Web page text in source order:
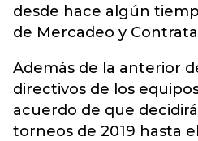
desde hace algún
de Mercadeo y
Además de la anterior
directivos de los
acuerdo de que
torneos de 2019 hasta